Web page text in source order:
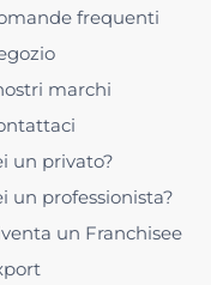
frequenti
marchi
un privato?
un professionista?
un Franchisee